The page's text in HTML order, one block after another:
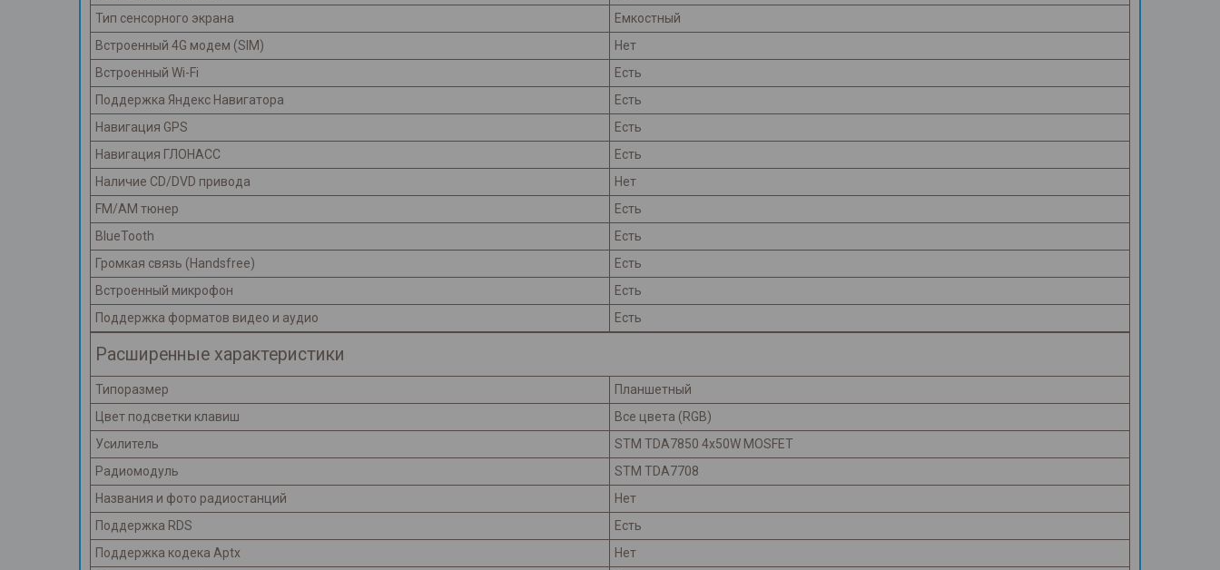
Тип сенсорного экрана
Емкостный
Встроенный 4G модем (SIM)
Нет
Встроенный Wi-Fi
Есть
Поддержка Яндекс Навигатора
Есть
Навигация GPS
Есть
Навигация ГЛОНАСС
Есть
Наличие CD/DVD привода
Нет
FM/AM тюнер
Есть
BlueTooth
Есть
Громкая связь (Handsfree)
Есть
Встроенный микрофон
Есть
Поддержка форматов видео и аудио
Есть
Расширенные характеристики
Типоразмер
Планшетный
Цвет подсветки клавиш
Все цвета (RGB)
Усилитель
STM TDA7850 4x50W MOSFET
Радиомодуль
STM TDA7708
Названия и фото радиостанций
Нет
Поддержка RDS
Есть
Поддержка кодека Aptx
Нет